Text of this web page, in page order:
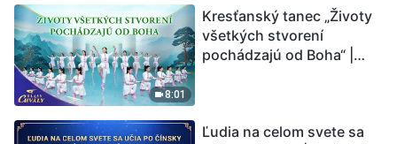
8:01
Kresťanský tanec „Životy
všetkých stvorení
pochádzajú od Boha“ |
Ľudia na celom svete sa